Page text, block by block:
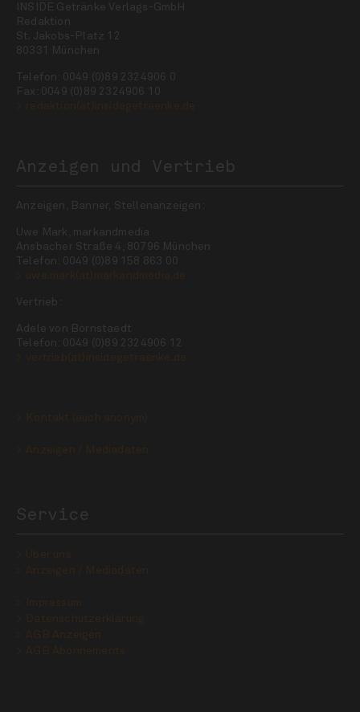
INSIDE Getränke Verlags-GmbH
Redaktion
St. Jakobs-Platz 12
80331 München
Telefon: 0049 (0)89 2324906 0
Fax: 0049 (0)89 2324906 10
Anzeigen und Vertrieb
Anzeigen, Banner, Stellenanzeigen:
Uwe Mark, markandmedia
Ansbacher Straße 4, 80796 München
Telefon: 0049 (0)89 158 863 00
Vertrieb:
Adele von Bornstaedt
Telefon: 0049 (0)89 2324906 12
Service